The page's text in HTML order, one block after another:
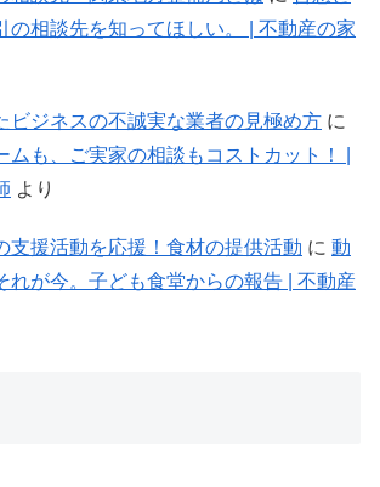
の相談先を知ってほしい。 | 不動産の家
ビジネスの不誠実な業者の見極め方 に
ムも、ご実家の相談もコストカット！ |
より
支援活動を応援！食材の提供活動 に 動
れが今。子ども食堂からの報告 | 不動産